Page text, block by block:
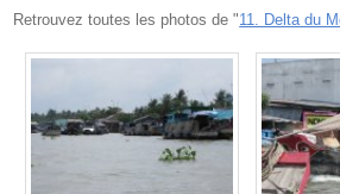
Retrouvez toutes les photos de "11. Delta du